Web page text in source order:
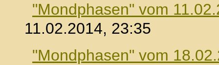
"Mondphasen" vom
11.02.2014, 23:35
"Mondphasen" vom